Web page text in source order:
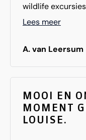
wildlife
indrukwekkend
aanrader!!!!
Lees meer
A. van Leersum
MOOI EN
MOMENT
LOUISE.